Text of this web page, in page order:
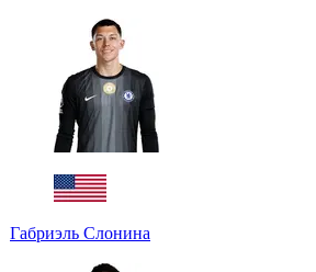
Габриэль Слонина